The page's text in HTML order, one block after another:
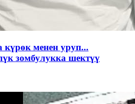
менен уруп...
зомбулукка шектүү